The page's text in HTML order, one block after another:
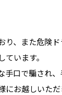
、また危険
います。
口で騙され
にお越しいた